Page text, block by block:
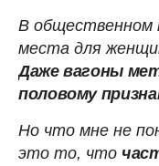
В общественном
места для
Даже вагоны
половому
Но что мне не
это то, что